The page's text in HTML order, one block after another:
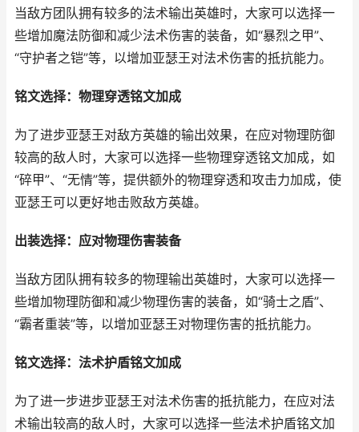
当敌方团队拥有较多的法术输出英雄时，大家可以选择一
些增加魔法防御和减少法术伤害的装备，如“暴烈之甲”、
“守护者之铠”等，以增加亚瑟王对法术伤害的抵抗能力。
铭文选择：物理穿透铭文加成
为了进步亚瑟王对敌方英雄的输出效果，在应对物理防御
较高的敌人时，大家可以选择一些物理穿透铭文加成，如
“碎甲”、“无情”等，提供额外的物理穿透和攻击力加成，使
亚瑟王可以更好地击败敌方英雄。
出装选择：应对物理伤害装备
当敌方团队拥有较多的物理输出英雄时，大家可以选择一
些增加物理防御和减少物理伤害的装备，如“骑士之盾”、
“霸者重装”等，以增加亚瑟王对物理伤害的抵抗能力。
铭文选择：法术护盾铭文加成
为了进一步进步亚瑟王对法术伤害的抵抗能力，在应对法
术输出较高的敌人时，大家可以选择一些法术护盾铭文加